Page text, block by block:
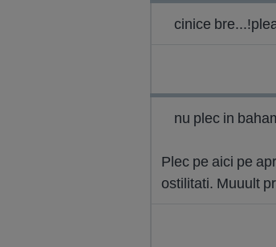
cinice
nu plec in
Plec pe aici pe
ostilitati. Muuult